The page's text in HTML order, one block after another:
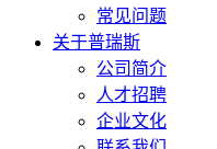
常见问题
关于普瑞斯
公司简介
人才招聘
企业文化